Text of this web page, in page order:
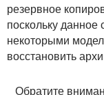
резервное
поскольку данное
некоторыми
восстановить
Обратите